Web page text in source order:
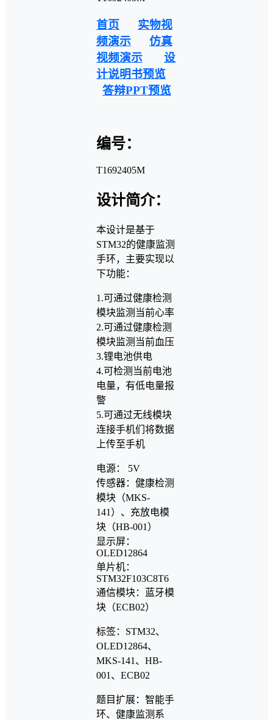
首页
实物视
频演示
仿真
视频演示
设
计说明书预览
答辩PPT预览
编号：
T1692405M
设计简介：
本设计是基于
STM32的健康监测
手环，主要实现以
下功能：
1.可通过健康检测
模块监测当前心率
2.可通过健康检测
模块监测当前血压
3.锂电池供电
4.可检测当前电池
电量，有低电量报
警
5.可通过无线模块
连接手机们将数据
上传至手机
电源： 5V
传感器：健康检测
模块（MKS-
141）、充放电模
块（HB-001）
显示屏：
OLED12864
单片机：
STM32F103C8T6
通信模块：蓝牙模
块（ECB02）
标签：STM32、
OLED12864、
MKS-141、HB-
001、ECB02
题目扩展：智能手
环、健康监测系